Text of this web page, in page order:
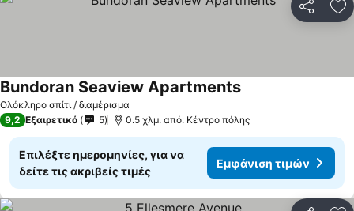
Ολόκληρο σπίτι / διαμέρισμα
Bundoran Seaview ApartmentsΕμφάνιση τιμών
9,2 Εξαιρετικό 5 0.5 χλμ. από: Κέντρο πόλης
Επιλέξτε ημερομηνίες, για να
δείτε τις ακριβείς τιμές
Εμφάνιση τιμών